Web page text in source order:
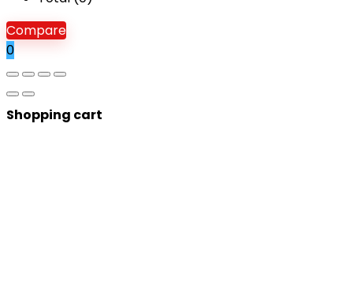
Compare
0
Shopping cart